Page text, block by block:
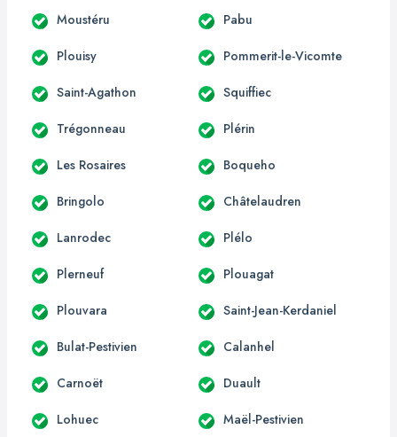
Moustéru Pabu
Plouisy Pommerit-le-Vicomte
Saint-Agathon Squiffiec
Trégonneau Plérin
Les Rosaires Boqueho
Bringolo Châtelaudren
Lanrodec Plélo
Plerneuf Plouagat
Plouvara Saint-Jean-Kerdaniel
Bulat-Pestivien Calanhel
Carnoët Duault
Lohuec Maël-Pestivien